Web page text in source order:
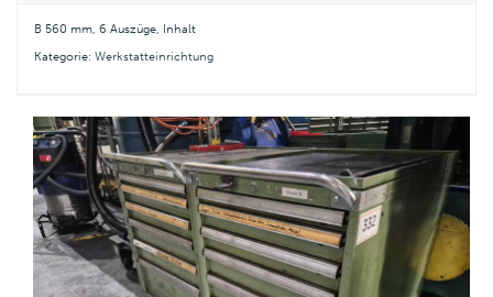
B 560 mm, 6 Auszüge, Inhalt
Kategorie: Werkstatteinrichtung